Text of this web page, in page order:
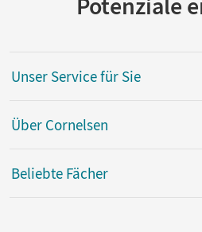
Unser Service für Sie
Über Cornelsen
Beliebte Fächer